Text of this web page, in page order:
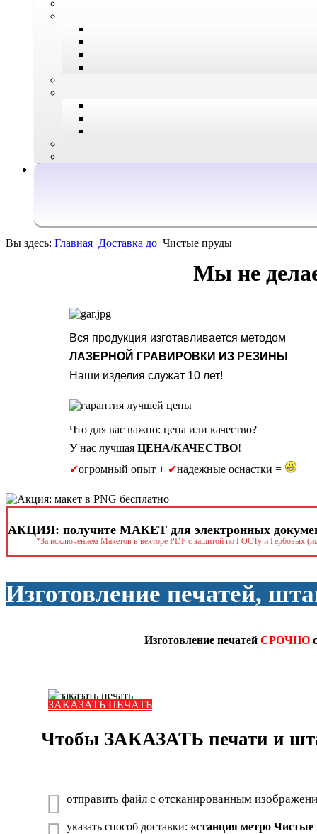
Вы здесь: Главная Доставка до Чистые пруды
Мы не
Вся продукция изготавливается методом
ЛАЗЕРНОЙ ГРАВИРОВКИ ИЗ РЕЗИНЫ
Наши изделия служат 10 лет!
Что для вас важно: цена или качество?
У нас лучшая ЦЕНА/КАЧЕСТВО!
✔огромный опыт + ✔надежные оснастки =
АКЦИЯ: получите МАКЕТ для электронных
*За исключением Макетов в векторе PDF с защитой по ГОСТу и Гербовых
Изготовление печатей,
Изготовление печатей СРОЧНО
ЗАКАЗАТЬ ПЕЧАТЬ
Чтобы ЗАКАЗАТЬ печати и
отправить файл с отсканированным
указать способ доставки: «станция метро Чистые